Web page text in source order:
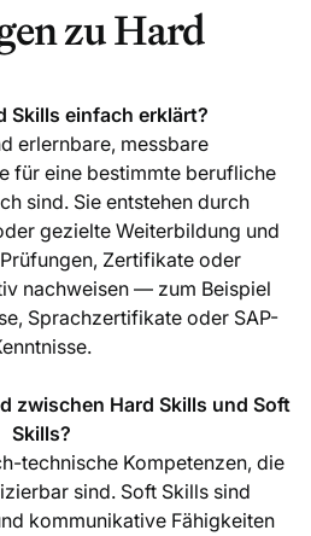
zu Hard
Skills einfach erklärt?
erlernbare, messbare
für eine bestimmte berufliche
sind. Sie entstehen durch
gezielte Weiterbildung und
Zertifikate oder
nachweisen — zum Beispiel
Sprachzertifikate oder SAP-
zwischen Hard Skills und Soft
Skills?
technische Kompetenzen, die
sind. Soft Skills sind
kommunikative Fähigkeiten